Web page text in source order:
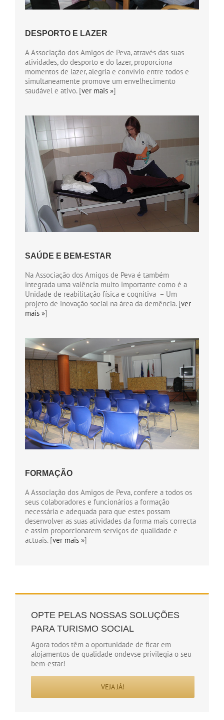
DESPORTO E LAZER
A Associação dos Amigos de Peva, através das suas
atividades, do desporto e do lazer, proporciona
momentos de lazer, alegria e convívio entre todos e
simultaneamente promove um envelhecimento
saudável e ativo. [ver mais »]
SAÚDE E BEM-ESTAR
Na Associação dos Amigos de Peva é também
integrada uma valência muito importante como é a
Unidade de reabilitação física e cognitiva – Um
projeto de inovação social na área da demência. [ver
mais »]
FORMAÇÃO
A Associação dos Amigos de Peva, confere a todos os
seus colaboradores e funcionários a formação
necessária e adequada para que estes possam
desenvolver as suas atividades da forma mais correcta
e assim proporcionarem serviços de qualidade e
actuais. [ver mais »]
OPTE PELAS NOSSAS SOLUÇÕES
PARA TURISMO SOCIAL
Agora todos têm a oportunidade de ficar em
alojamentos de qualidade ondevse privilegia o seu
bem-estar!
VEJA JÁ!